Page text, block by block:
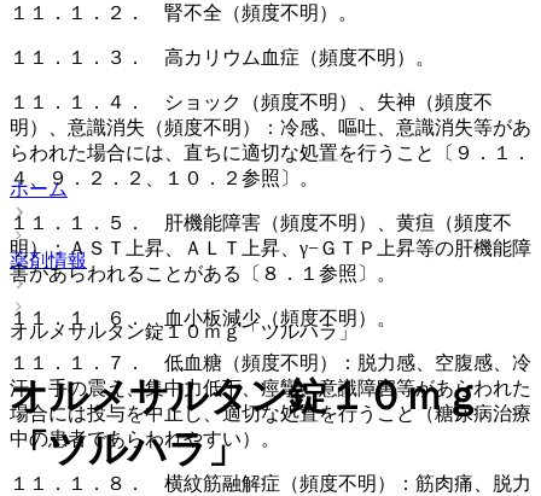
１１．１．２． 腎不全（頻度不明）。
１１．１．３． 高カリウム血症（頻度不明）。
１１．１．４． ショック（頻度不明）、失神（頻度不
明）、意識消失（頻度不明）：冷感、嘔吐、意識消失等があ
らわれた場合には、直ちに適切な処置を行うこと〔９．１．
４、９．２．２、１０．２参照〕。
１１．１．５． 肝機能障害（頻度不明）、黄疸（頻度不
明）：ＡＳＴ上昇、ＡＬＴ上昇、γ−ＧＴＰ上昇等の肝機能障
害があらわれることがある〔８．１参照〕。
１１．１．６． 血小板減少（頻度不明）。
１１．１．７． 低血糖（頻度不明）：脱力感、空腹感、冷
汗、手の震え、集中力低下、痙攣、意識障害等があらわれた
場合には投与を中止し、適切な処置を行うこと（糖尿病治療
中の患者であらわれやすい）。
１１．１．８． 横紋筋融解症（頻度不明）：筋肉痛、脱力
ホーム
薬剤情報
オルメサルタン錠１０ｍｇ「ツルハラ」
オルメサルタン錠１０ｍｇ
「ツルハラ」